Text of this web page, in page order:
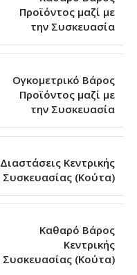
Προϊόντος μαζί με
την Συσκευασία
Ογκομετρικό Βάρος
Προϊόντος μαζί με
την Συσκευασία
Διαστάσεις Κεντρικής
Συσκευασίας (Κούτα)
Καθαρό Βάρος
Κεντρικής
Συσκευασίας (Κούτα)